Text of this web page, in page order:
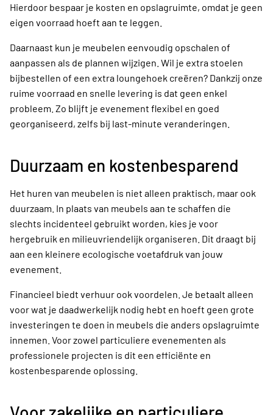
Hierdoor bespaar je kosten en opslagruimte, omdat je geen
eigen voorraad hoeft aan te leggen.
Daarnaast kun je meubelen eenvoudig opschalen of
aanpassen als de plannen wijzigen. Wil je extra stoelen
bijbestellen of een extra loungehoek creëren? Dankzij onze
ruime voorraad en snelle levering is dat geen enkel
probleem. Zo blijft je evenement flexibel en goed
georganiseerd, zelfs bij last-minute veranderingen.
Duurzaam en kostenbesparend
Het huren van meubelen is niet alleen praktisch, maar ook
duurzaam. In plaats van meubels aan te schaffen die
slechts incidenteel gebruikt worden, kies je voor
hergebruik en milieuvriendelijk organiseren. Dit draagt bij
aan een kleinere ecologische voetafdruk van jouw
evenement.
Financieel biedt verhuur ook voordelen. Je betaalt alleen
voor wat je daadwerkelijk nodig hebt en hoeft geen grote
investeringen te doen in meubels die anders opslagruimte
innemen. Voor zowel particuliere evenementen als
professionele projecten is dit een efficiënte en
kostenbesparende oplossing.